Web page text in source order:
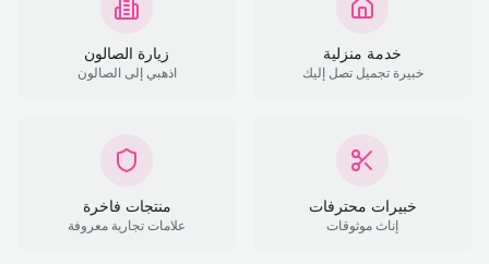
خدمة منزلية
خبيرة تجميل تصل إليك
زيارة الصالون
اذهبي إلى الصالون
خبيرات محترفات
إناث موثوقات
منتجات فاخرة
علامات تجارية معروفة